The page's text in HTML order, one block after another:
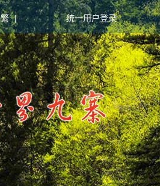
繁 | 统一用户登录